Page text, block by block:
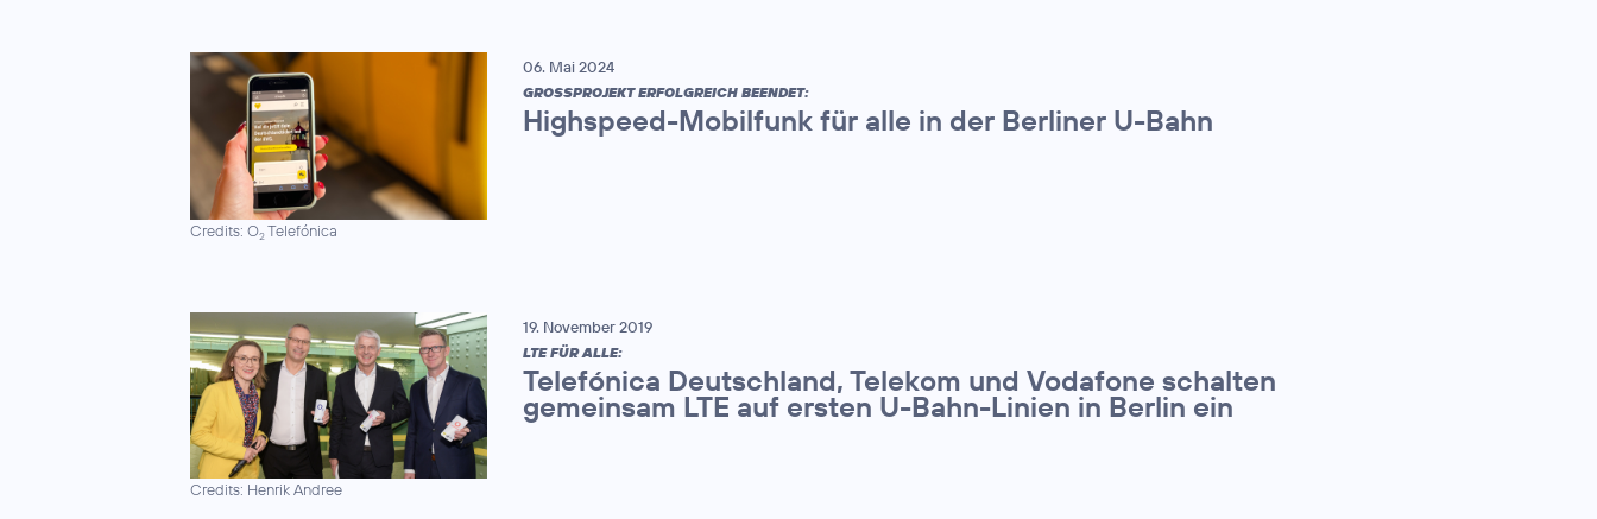
Credits: O2Telefónica
06. Mai 2024
GROSSPROJEKT ERFOLGREICH BEENDET:
Highspeed-Mobilfunk für alle in der Berliner U-Bahn
Credits: Henrik Andree
19. November 2019
LTE FÜR ALLE:
Telefónica Deutschland, Telekom und Vodafone schalten
gemeinsam LTE auf ersten U-Bahn-Linien in Berlin ein